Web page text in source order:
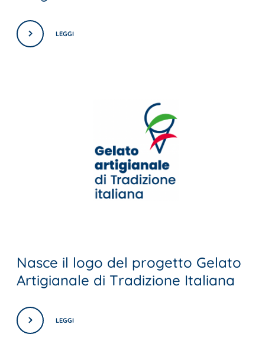
LEGGI
Nasce il logo del progetto Gelato
Artigianale di Tradizione Italiana
LEGGI